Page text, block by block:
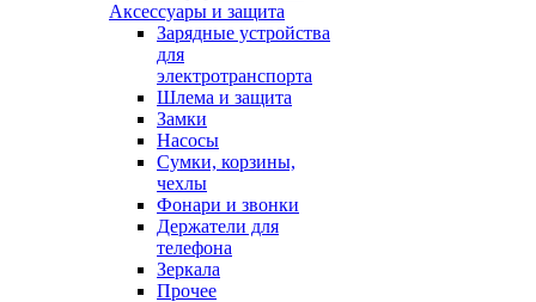
Аксессуары и защита
Зарядные устройства
для
электротранспорта
Шлема и защита
Замки
Насосы
Сумки, корзины,
чехлы
Фонари и звонки
Держатели для
телефона
Зеркала
Прочее